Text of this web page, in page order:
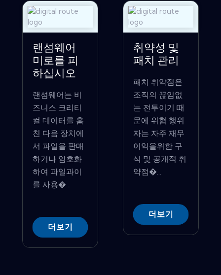
랜섬웨어
미로를 피
하십시오
랜섬웨어는 비
즈니스 크리티
컬 데이터를 훔
친 다음 장치에
서 파일을 판매
하거나 암호화
하여 파일과이
를 사용�...
더보기
취약성 및
패치 관리
패치 취약점은
조직의 끊임없
는 전투이기 때
문에 위협 행위
자는 자주 재무
이익을위한 구
식 및 공개적 취
약점�...
더보기